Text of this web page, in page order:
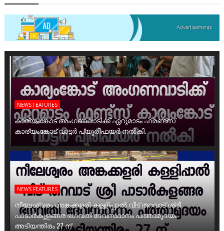
NEWS FEATURES
കാര്യംങ്കോട് അംഗണവാടിക്ക് ഏറുമാടം ഫ്രണ്ട്സ്
കാര്യംങ്കോട് വാട്ടർ പ്യൂരിഫയർ നൽകി.
NEWS FEATURES
നീലേശ്വരം അങ്കക്കളരി കള്ളിപ്പാൽ വീട് തറവാട് ശ്രീ
പാടാർകുളങ്ങര ഭഗവതി ദേവസ്ഥാനം പത്താമുദയം
അടിയന്തിരം 27 ന്